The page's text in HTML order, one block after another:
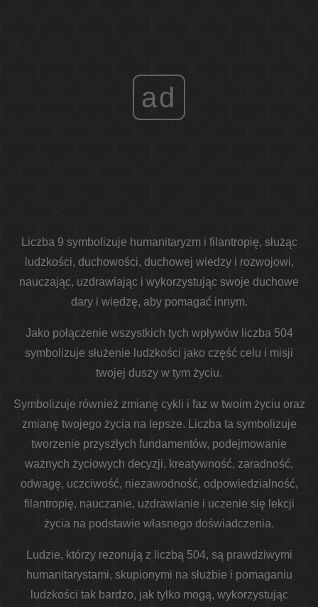
ad
Liczba 9 symbolizuje humanitaryzm i filantropię, służąc
ludzkości, duchowości, duchowej wiedzy i rozwojowi,
nauczając, uzdrawiając i wykorzystując swoje duchowe
dary i wiedzę, aby pomagać innym.
Jako połączenie wszystkich tych wpływów liczba 504
symbolizuje służenie ludzkości jako część celu i misji
twojej duszy w tym życiu.
Symbolizuje również zmianę cykli i faz w twoim życiu oraz
zmianę twojego życia na lepsze. Liczba ta symbolizuje
tworzenie przyszłych fundamentów, podejmowanie
ważnych życiowych decyzji, kreatywność, zaradność,
odwagę, uczciwość, niezawodność, odpowiedzialność,
filantropię, nauczanie, uzdrawianie i uczenie się lekcji
życia na podstawie własnego doświadczenia.
Ludzie, którzy rezonują z liczbą 504, są prawdziwymi
humanitarystami, skupionymi na służbie i pomaganiu
ludzkości tak bardzo, jak tylko mogą, wykorzystując